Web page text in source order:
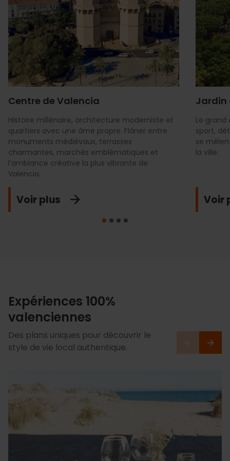
Centre de Valencia
Histoire millénaire, architecture moderniste et
quartiers avec une âme propre. Flâner entre
monuments médiévaux, terrasses
charmantes, marchés emblématiques et
l’ambiance créative la plus vibrante de
Valencia.
Voir plus
Jardin
Le
sport,
se
la ville.
Voir
Expériences 100%
valenciennes
Des plans uniques pour découvrir le
style de vie local authentique.